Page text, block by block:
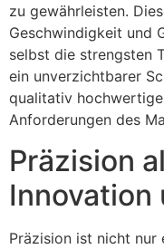
zu gewährleisten.
Geschwindigkeit und
selbst die strengsten
ein unverzichtbarer
qualitativ
Anforderungen des
Präzision
Innovation
Präzision ist nicht nur